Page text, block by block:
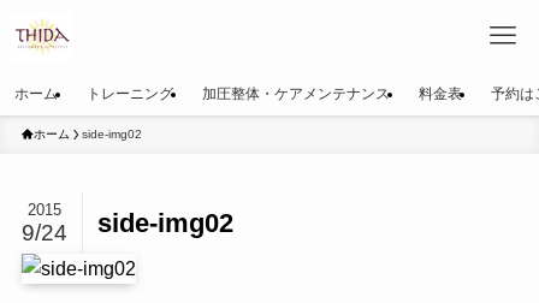
ホーム トレーニング 加圧整体・ケアメンテナンス 料金表 予約は
ホーム side-img02
side-img02
2015
9/24